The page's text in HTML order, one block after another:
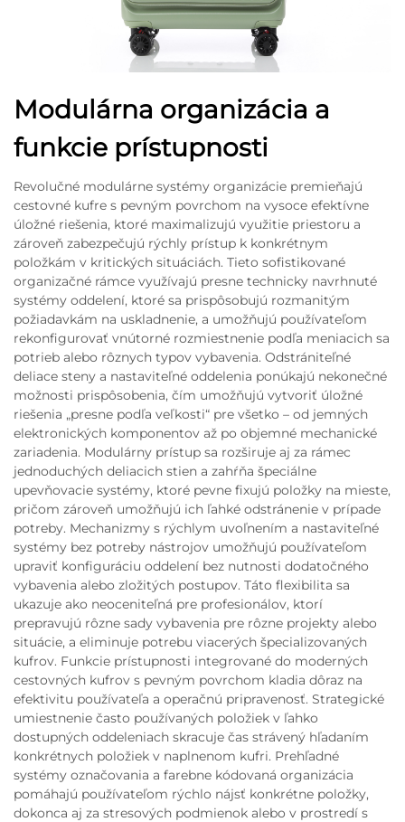
Modulárna organizácia a
funkcie prístupnosti
Revolučné modulárne systémy organizácie premieňajú
cestovné kufre s pevným povrchom na vysoce efektívne
úložné riešenia, ktoré maximalizujú využitie priestoru a
zároveň zabezpečujú rýchly prístup k konkrétnym
položkám v kritických situáciách. Tieto sofistikované
organizačné rámce využívajú presne technicky navrhnuté
systémy oddelení, ktoré sa prispôsobujú rozmanitým
požiadavkám na uskladnenie, a umožňujú používateľom
rekonfigurovať vnútorné rozmiestnenie podľa meniacich sa
potrieb alebo rôznych typov vybavenia. Odstrániteľné
deliace steny a nastaviteľné oddelenia ponúkajú nekonečné
možnosti prispôsobenia, čím umožňujú vytvoriť úložné
riešenia „presne podľa veľkosti“ pre všetko – od jemných
elektronických komponentov až po objemné mechanické
zariadenia. Modulárny prístup sa rozširuje aj za rámec
jednoduchých deliacich stien a zahŕňa špeciálne
upevňovacie systémy, ktoré pevne fixujú položky na mieste,
pričom zároveň umožňujú ich ľahké odstránenie v prípade
potreby. Mechanizmy s rýchlym uvoľnením a nastaviteľné
systémy bez potreby nástrojov umožňujú používateľom
upraviť konfiguráciu oddelení bez nutnosti dodatočného
vybavenia alebo zložitých postupov. Táto flexibilita sa
ukazuje ako neoceniteľná pre profesionálov, ktorí
prepravujú rôzne sady vybavenia pre rôzne projekty alebo
situácie, a eliminuje potrebu viacerých špecializovaných
kufrov. Funkcie prístupnosti integrované do moderných
cestovných kufrov s pevným povrchom kladia dôraz na
efektivitu používateľa a operačnú pripravenosť. Strategické
umiestnenie často používaných položiek v ľahko
dostupných oddeleniach skracuje čas strávený hľadaním
konkrétnych položiek v naplnenom kufri. Prehľadné
systémy označovania a farebne kódovaná organizácia
pomáhajú používateľom rýchlo nájsť konkrétne položky,
dokonca aj za stresových podmienok alebo v prostredí s